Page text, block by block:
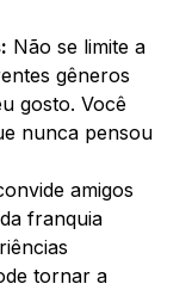
Não se limite a
gêneros
gosto. Você
nunca pensou
amigos
franquia
tornar a